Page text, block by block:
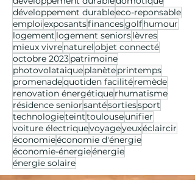
développement durableeco-reponsable
emploiexposantsfinancesgolfhumour
logement logement seniorslèvres
mieux vivrenaturelobjet connecté
octobre 2023patrimoine
photovolataiqueplanèteprintemps
promenadequotiden facilitéremède
renovation énergétiquerhumatisme
résidence seniorsantésortiessport
technologieteinttoulouseunifier
voiture électriquevoyageyeuxéclaircir
économieéconomie d'énergie
économie-énergieénergie
énergie solaire